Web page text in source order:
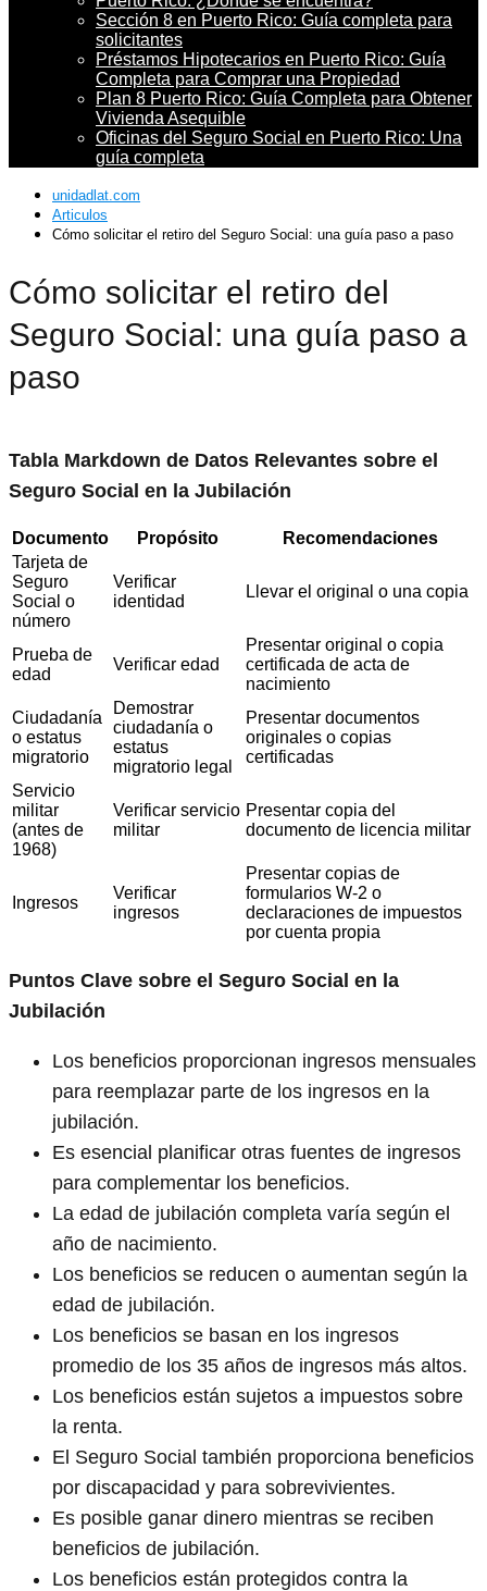
Sección 8 en Puerto Rico: Guía completa para
solicitantes
Préstamos Hipotecarios en Puerto Rico: Guía
Completa para Comprar una Propiedad
Plan 8 Puerto Rico: Guía Completa para Obtener
Vivienda Asequible
Oficinas del Seguro Social en Puerto Rico: Una
guía completa
unidadlat.com
Articulos
Cómo solicitar el retiro del Seguro Social: una guía paso a paso
Cómo solicitar el retiro del
Seguro Social: una guía paso a
paso
Tabla Markdown de Datos Relevantes sobre el
Seguro Social en la Jubilación
Documento Propósito
Recomendaciones
Tarjeta de
Seguro
Social o
número
Verificar
identidad
Llevar el original o una copia
Prueba de
edad
Verificar edad
Presentar original o copia
certificada de acta de
nacimiento
Ciudadanía
o estatus
migratorio
Demostrar
ciudadanía o
estatus
migratorio legal
Presentar documentos
originales o copias
certificadas
Servicio
militar
(antes de
1968)
Verificar servicio
militar
Presentar copia del
documento de licencia militar
Ingresos
Verificar
ingresos
Presentar copias de
formularios W-2 o
declaraciones de impuestos
por cuenta propia
Puntos Clave sobre el Seguro Social en la
Jubilación
Los beneficios proporcionan ingresos mensuales
para reemplazar parte de los ingresos en la
jubilación.
Es esencial planificar otras fuentes de ingresos
para complementar los beneficios.
La edad de jubilación completa varía según el
año de nacimiento.
Los beneficios se reducen o aumentan según la
edad de jubilación.
Los beneficios se basan en los ingresos
promedio de los 35 años de ingresos más altos.
Los beneficios están sujetos a impuestos sobre
la renta.
El Seguro Social también proporciona beneficios
por discapacidad y para sobrevivientes.
Es posible ganar dinero mientras se reciben
beneficios de jubilación.
Los beneficios están protegidos contra la